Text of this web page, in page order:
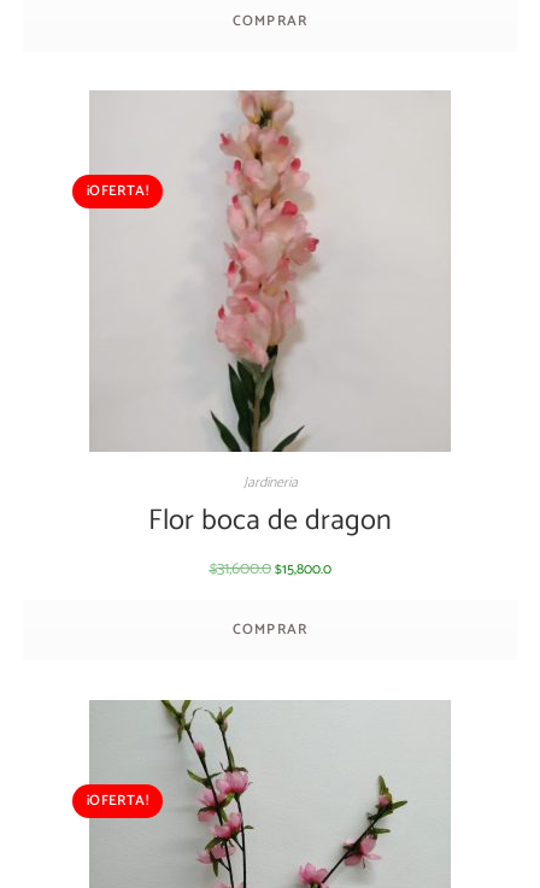
COMPRAR
¡OFERTA!
Jardineria
Flor boca de dragon
$31,600.0 $15,800.0
COMPRAR
¡OFERTA!